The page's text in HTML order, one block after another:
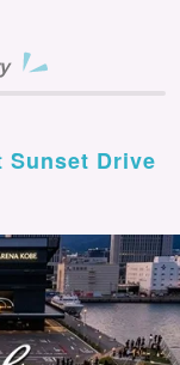
Drive